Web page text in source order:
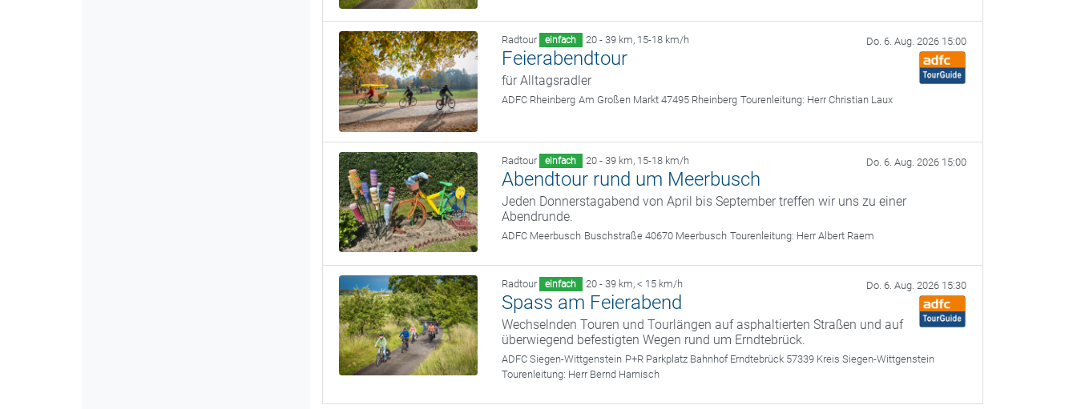
Radtour einfach 20 - 39 km, 15-18 km/h Do. 6. Aug. 2026 15:00
Feierabendtour
für Alltagsradler
ADFC Rheinberg Am Großen Markt 47495 Rheinberg Tourenleitung: Herr Christian Laux
Radtour einfach 20 - 39 km, 15-18 km/h Do. 6. Aug. 2026 15:00
Abendtour rund um Meerbusch
Jeden Donnerstagabend von April bis September treffen wir uns zu einer
Abendrunde.
ADFC Meerbusch Buschstraße 40670 Meerbusch Tourenleitung: Herr Albert Raem
Radtour einfach 20 - 39 km, < 15 km/h Do. 6. Aug. 2026 15:30
Spass am Feierabend
Wechselnden Touren und Tourlängen auf asphaltierten Straßen und auf
überwiegend befestigten Wegen rund um Erndtebrück.
ADFC Siegen-Wittgenstein P+R Parkplatz Bahnhof Erndtebrück 57339 Kreis Siegen-Wittgenstein
Tourenleitung: Herr Bernd Harnisch